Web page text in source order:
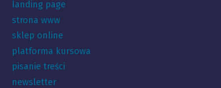
landing page
strona www
sklep online
platforma kursowa
pisanie treści
newsletter